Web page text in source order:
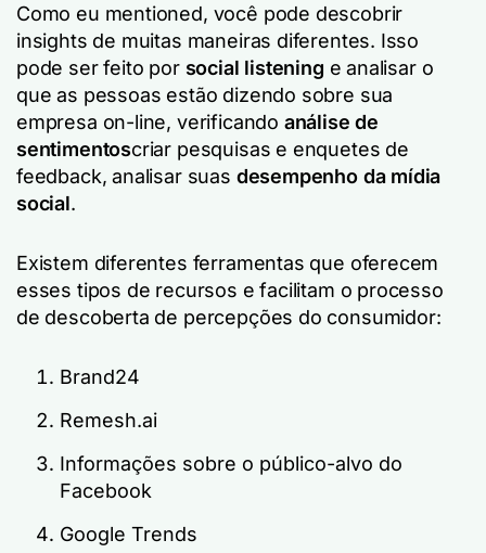
Como eu mentioned, você pode descobrir
insights de muitas maneiras diferentes. Isso
pode ser feito por social listening e analisar o
que as pessoas estão dizendo sobre sua
empresa on-line, verificando análise de
sentimentoscriar pesquisas e enquetes de
feedback, analisar suas desempenho da mídia
social.
Existem diferentes ferramentas que oferecem
esses tipos de recursos e facilitam o processo
de descoberta de percepções do consumidor:
Brand24
Remesh.ai
Informações sobre o público-alvo do
Facebook
Google Trends